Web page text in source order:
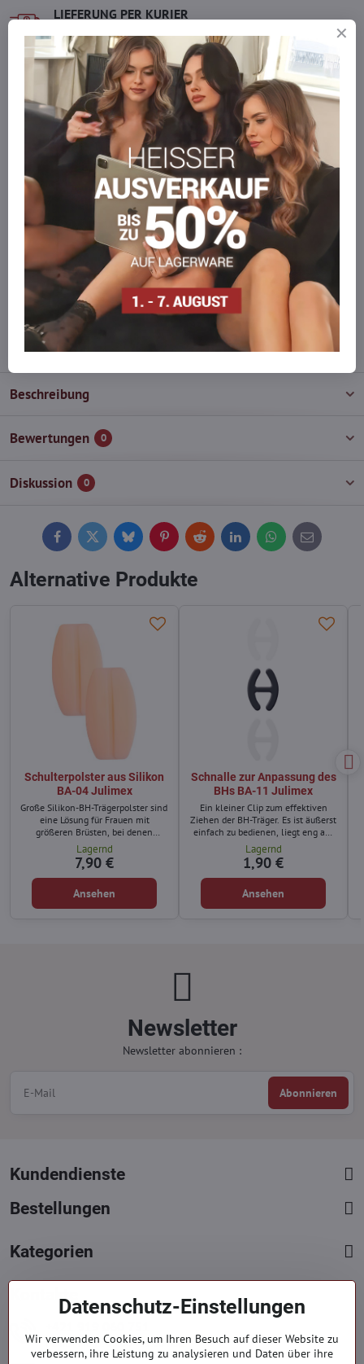
LIEFERUNG PER KURIER
SICHERE ZAHLUNGEN
Gesicherte Online-Zahlungen
Ware auf Lager
Wir versenden sofort
Werden Sie Teil von everlady
Werden Sie Teil von everlady und genießen Sie einen5 %
Mitgliedervorteil bei jedem Einkauf.
Der Vorteil wird automatisch im Warenkorb angewendet.
Möchten Sie mehr bestellen, als wir
auf Lager haben?
Zögern Sie nicht, uns zu kontaktieren, wir füllen die Ware für Sie
wieder auf!
info​@everlady​.eu
Beschreibung
Bewertungen 0
Diskussion 0
FacebookTwitterBlueskyPinterestReddit LinkedInWhatsApp
E-
mail
Alternative Produkte
Schulterpolster aus Silikon
BA-04 Julimex
Große Silikon-BH-Trägerpolster sind
eine Lösung für Frauen mit
größeren Brüsten, bei denen
schmale Träger schmerzhaft in die
Haut einschneiden.
Lagernd
7,90 €
Ansehen
Schnalle zur Anpassung des
BHs BA-11 Julimex
Ein kleiner Clip zum effektiven
Ziehen der BH-Träger. Es ist äußerst
einfach zu bedienen, liegt eng am
Körper an und bleibt auch unter
enger Kleidung unsichtbar.
Lagernd
1,90 €
Ansehen
Newsletter
Newsletter abonnieren :
Abonnieren
Kundendienste
Bestellungen
Kategorien
Kontakte
Mont. - Freit. : 09:00 - 15:00 hod.
Datenschutz-Einstellungen
Wir verwenden Cookies, um Ihren Besuch auf dieser Website zu
verbessern, ihre Leistung zu analysieren und Daten über ihre